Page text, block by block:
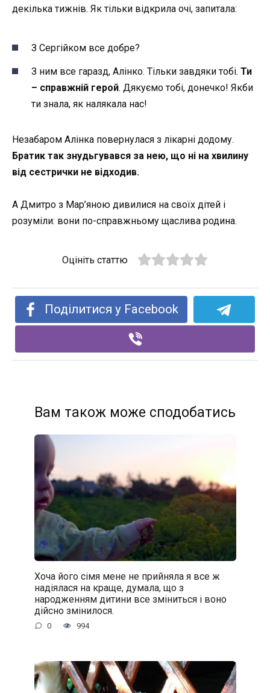
декілька тижнів. Як тільки відкрила очі, запитала:
З Сергійком все добре?
З ним все гаразд, Алінко. Тільки завдяки тобі. Ти
– справжній герой. Дякуємо тобі, донечко! Якби
ти знала, як налякала нас!
Незабаром Алінка повернулася з лікарні додому.
Братик так знудьгувався за нею, що ні на хвилину
від сестрички не відходив.
А Дмитро з Мар’яною дивилися на своїх дітей і
розуміли: вони по-справжньому щаслива родина.
Оцініть статтю
Поділитися у Facebook
Вам також може сподобатись
Хоча його сімя мене не прийняла я все ж
надіялася на краще, думала, що з
народженням дитини все зміниться і воно
дійсно змінилося.
0 994